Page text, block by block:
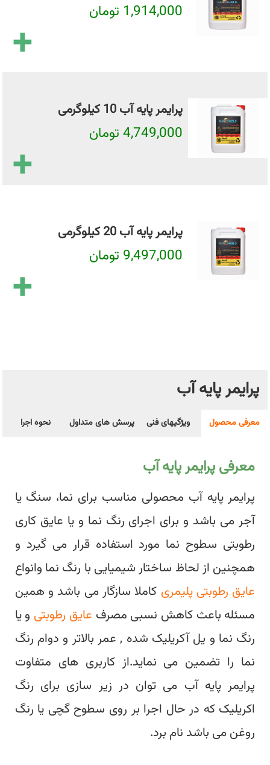
1,914,000 تومان +
پرایمر پایه آب 10 کیلوگرمی
4,749,000 تومان +
پرایمر پایه آب 20 کیلوگرمی
9,497,000 تومان +
پرایمر پایه آب
معرفی محصول ویژگیهای فنی پرسش های متداول نحوه اجرا
معرفی پرایمر پایه آب
پرایمر پایه آب محصولی مناسب برای نما، سنگ یا
آجر می باشد و برای اجرای رنگ نما و یا عایق کاری
رطوبتی سطوح نما مورد استفاده قرار می گیرد و
همچنین از لحاظ ساختار شیمیایی با رنگ نما وانواع
عایق رطوبتی پلیمری کاملا سازگار می باشد و همین
مسئله باعث کاهش نسبی مصرف عایق رطوبتی و یا
رنگ نما و یل آکریلیک شده , عمر بالاتر و دوام رنگ
نما را تضمین می نماید.از کاربری های متفاوت
پرایمر پایه آب می توان در زیر سازی برای رنگ
اکریلیک که در حال اجرا بر روی سطوح گچی یا رنگ
روغن می باشد نام برد.